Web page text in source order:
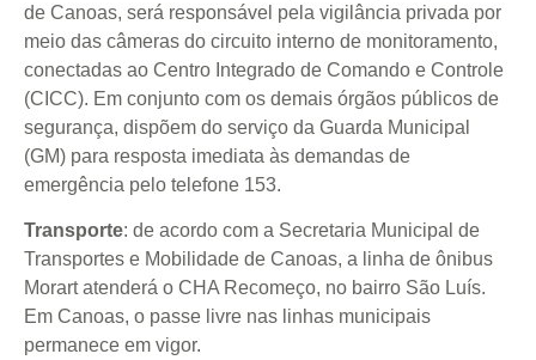
de Canoas, será responsável pela vigilância privada por
meio das câmeras do circuito interno de monitoramento,
conectadas ao Centro Integrado de Comando e Controle
(CICC). Em conjunto com os demais órgãos públicos de
segurança, dispõem do serviço da Guarda Municipal
(GM) para resposta imediata às demandas de
emergência pelo telefone 153.
Transporte: de acordo com a Secretaria Municipal de
Transportes e Mobilidade de Canoas, a linha de ônibus
Morart atenderá o CHA Recomeço, no bairro São Luís.
Em Canoas, o passe livre nas linhas municipais
permanece em vigor.